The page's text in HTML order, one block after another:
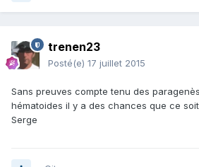
trenen23
Posté(e) 17 juillet 2015
Sans preuves compte tenu des
hématoides il y a des chances que ce
Serge